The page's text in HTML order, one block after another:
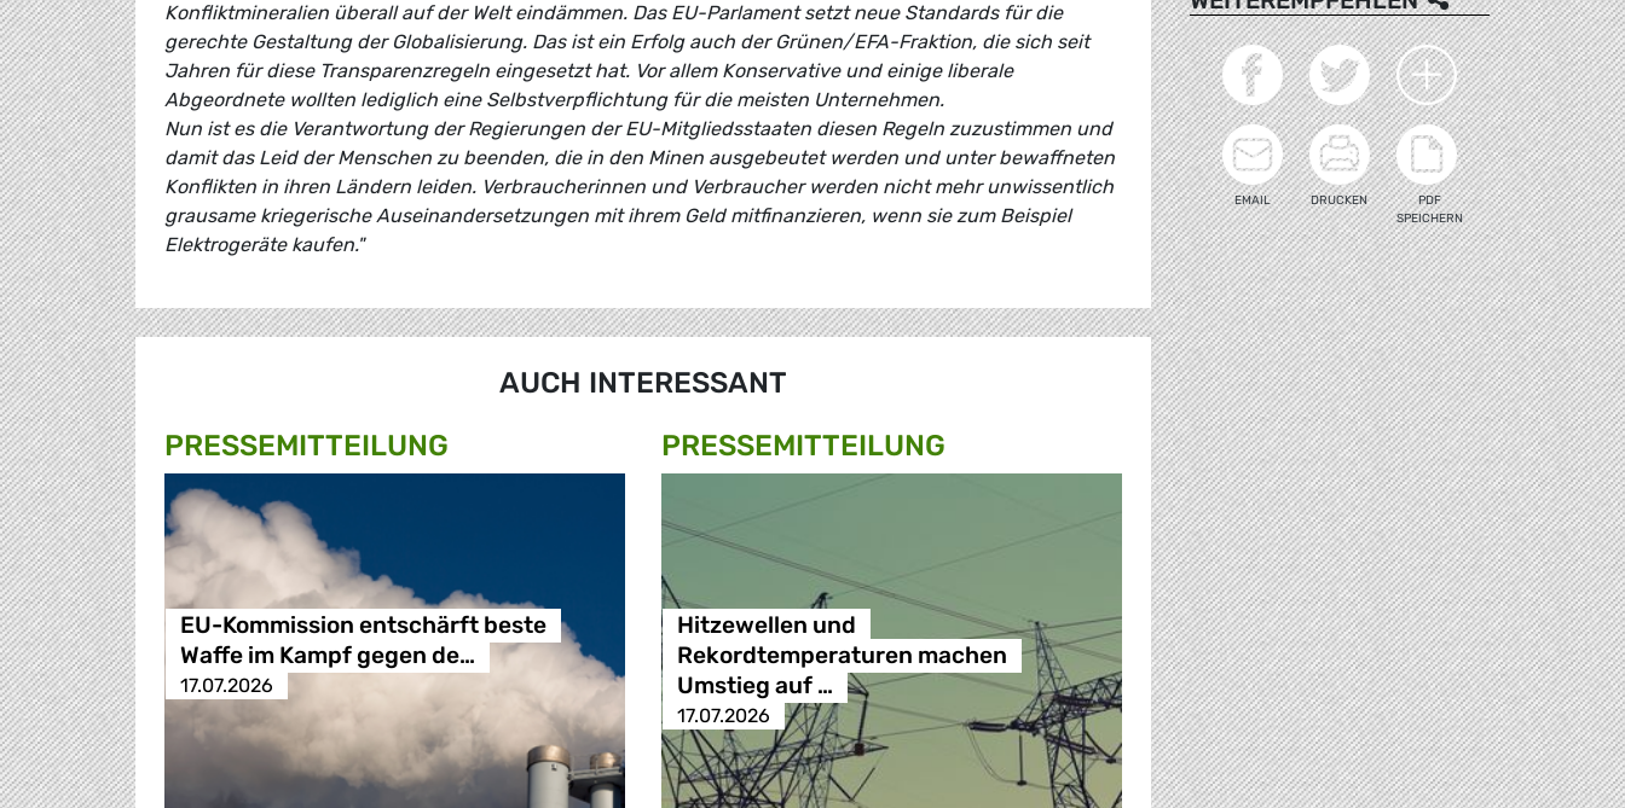
Konfliktmineralien überall auf der Welt eindämmen. Das EU-Parlament setzt neue Standards für die
gerechte Gestaltung der Globalisierung. Das ist ein Erfolg auch der Grünen/EFA-Fraktion, die sich seit
Jahren für diese Transparenzregeln eingesetzt hat. Vor allem Konservative und einige liberale
Abgeordnete wollten lediglich eine Selbstverpflichtung für die meisten Unternehmen.
Nun ist es die Verantwortung der Regierungen der EU-Mitgliedsstaaten diesen Regeln zuzustimmen und
damit das Leid der Menschen zu beenden, die in den Minen ausgebeutet werden und unter bewaffneten
Konflikten in ihren Ländern leiden. Verbraucherinnen und Verbraucher werden nicht mehr unwissentlich
grausame kriegerische Auseinandersetzungen mit ihrem Geld mitfinanzieren, wenn sie zum Beispiel
Elektrogeräte kaufen."
AUCH INTERESSANT
PRESSE­MITTEILUNG
EU-Kommission entschärft beste
Waffe im Kampf gegen de…
17.07.2026
PRESSE­MITTEILUNG
Hitzewellen und
Rekordtemperaturen machen
Umstieg auf …
17.07.2026
EMAIL DRUCKEN
PDF
SPEICHERN